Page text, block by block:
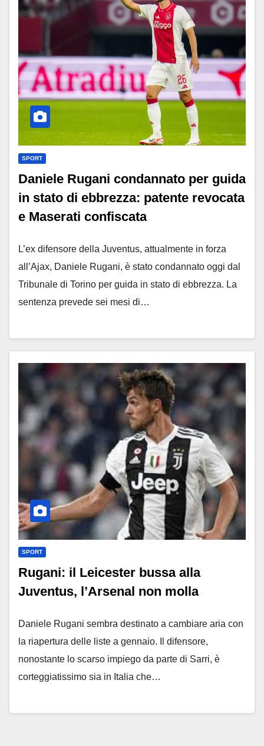
SPORT
Daniele Rugani condannato per guida
in stato di ebbrezza: patente revocata
e Maserati confiscata
L’ex difensore della Juventus, attualmente in forza
all’Ajax, Daniele Rugani, è stato condannato oggi dal
Tribunale di Torino per guida in stato di ebbrezza. La
sentenza prevede sei mesi di…
SPORT
Rugani: il Leicester bussa alla
Juventus, l’Arsenal non molla
Daniele Rugani sembra destinato a cambiare aria con
la riapertura delle liste a gennaio. Il difensore,
nonostante lo scarso impiego da parte di Sarri, è
corteggiatissimo sia in Italia che…